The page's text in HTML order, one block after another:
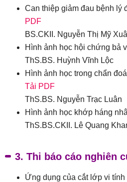
Can thiệp giảm đau bệnh lý
PDF
BS.CKII. Nguyễn Thị Mỹ
Hình ảnh học hội chứng bả
ThS.BS. Huỳnh Vĩnh Lộc
Hình ảnh học trong chẩn
Tải PDF
ThS.BS. Nguyễn Trạc Luân
Hình ảnh học khớp háng
ThS.BS.CKII. Lê Quang
3. Thi báo cáo nghiên
Ứng dụng của cắt lớp vi